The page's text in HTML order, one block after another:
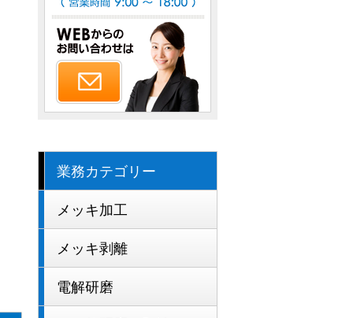
業務カテゴリー
メッキ加工
メッキ剥離
電解研磨